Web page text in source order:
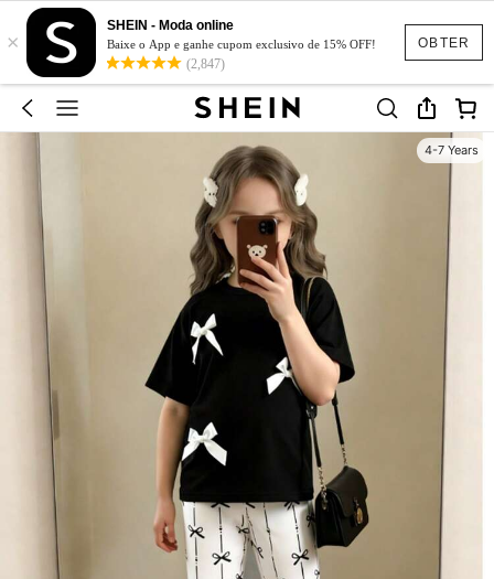
OBTER
×
SHEIN - Moda online
Baixe o App e ganhe cupom exclusivo de 15% OFF!
(2,847)
4-7 Years